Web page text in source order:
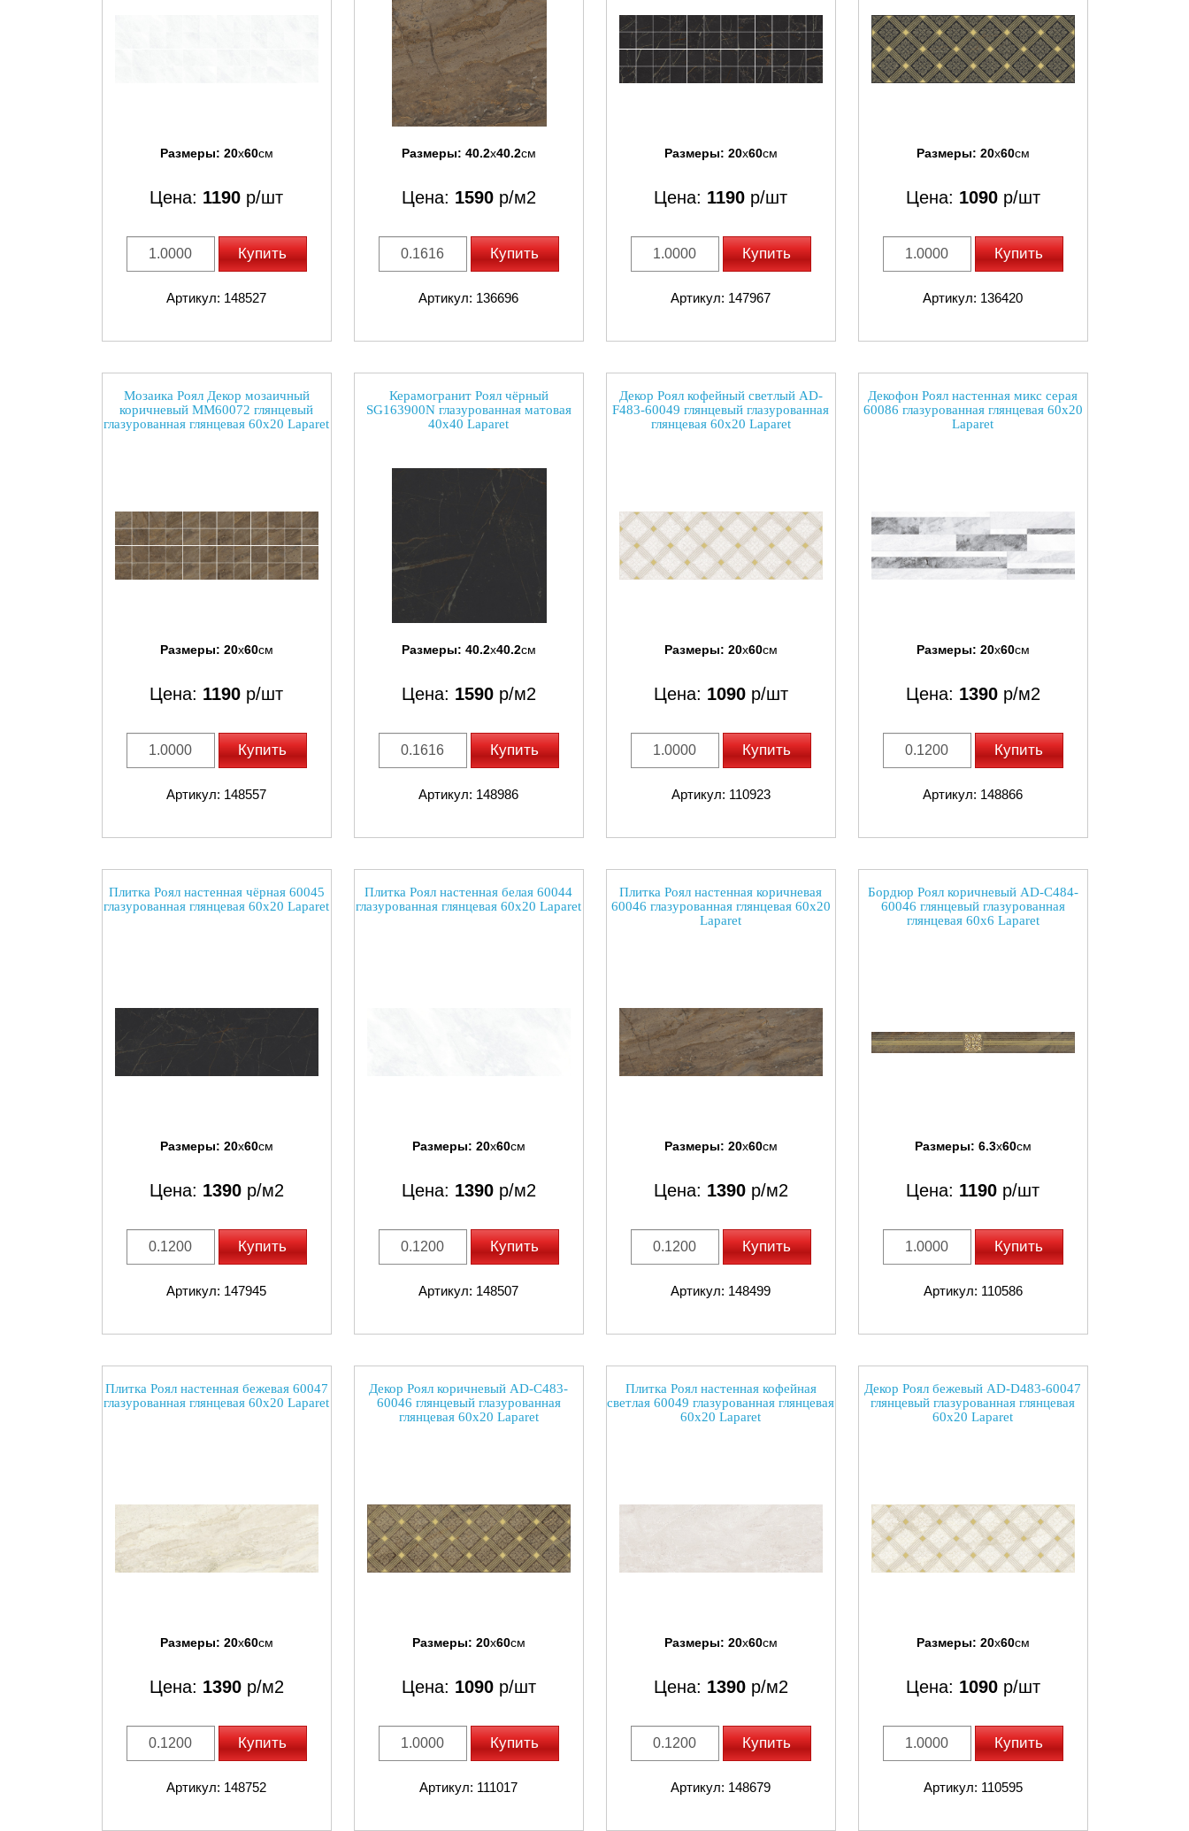
Размеры: 20x60см
Цена: 1190 р/шт
Купить
Артикул: 148527
Размеры: 40.2x40.2см
Цена: 1590р/м2
Купить
Артикул: 136696
Размеры: 20x60см
Цена: 1190 р/шт
Купить
Артикул: 147967
Размеры: 20x60см
Цена: 1090р/шт
Купить
Артикул: 136420
Мозаика Роял Декор мозаичный
коричневый ММ60072 глянцевый
глазурованная глянцевая 60x20 Laparet
Размеры: 20x60см
Цена: 1190 р/шт
Купить
Артикул: 148557
Керамогранит Роял чёрный
SG163900N глазурованная матовая
40x40 Laparet
Размеры: 40.2x40.2см
Цена: 1590р/м2
Купить
Артикул: 148986
Декор Роял кофейный светлый AD-
F483-60049 глянцевый глазурованная
глянцевая 60x20 Laparet
Размеры: 20x60см
Цена: 1090р/шт
Купить
Артикул: 110923
Декофон Роял настенная микс серая
60086 глазурованная глянцевая 60x20
Laparet
Размеры: 20x60см
Цена: 1390р/м2
Купить
Артикул: 148866
Плитка Роял настенная чёрная 60045
глазурованная глянцевая 60x20 Laparet
Размеры: 20x60см
Цена: 1390р/м2
Купить
Артикул: 147945
Плитка Роял настенная белая 60044
глазурованная глянцевая 60x20 Laparet
Размеры: 20x60см
Цена: 1390р/м2
Купить
Артикул: 148507
Плитка Роял настенная коричневая
60046 глазурованная глянцевая 60x20
Laparet
Размеры: 20x60см
Цена: 1390р/м2
Купить
Артикул: 148499
Бордюр Роял коричневый AD-C484-
60046 глянцевый глазурованная
глянцевая 60x6 Laparet
Размеры: 6.3x60см
Цена: 1190 р/шт
Купить
Артикул: 110586
Плитка Роял настенная бежевая 60047
глазурованная глянцевая 60x20 Laparet
Размеры: 20x60см
Цена: 1390р/м2
Купить
Артикул: 148752
Декор Роял коричневый AD-C483-
60046 глянцевый глазурованная
глянцевая 60x20 Laparet
Размеры: 20x60см
Цена: 1090р/шт
Купить
Артикул: 111017
Плитка Роял настенная кофейная
светлая 60049 глазурованная глянцевая
60x20 Laparet
Размеры: 20x60см
Цена: 1390р/м2
Купить
Артикул: 148679
Декор Роял бежевый AD-D483-60047
глянцевый глазурованная глянцевая
60x20 Laparet
Размеры: 20x60см
Цена: 1090р/шт
Купить
Артикул: 110595